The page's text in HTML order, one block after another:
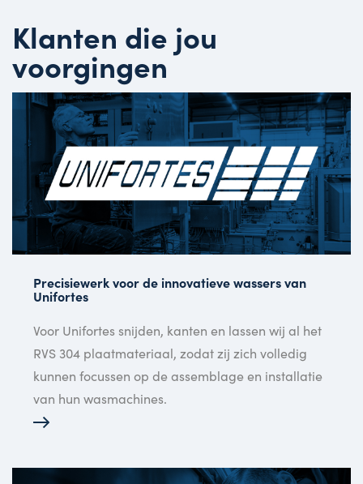
Klanten die jou
voorgingen
Precisiewerk voor de innovatieve wassers van
Unifortes
Voor Unifortes snijden, kanten en lassen wij al het
RVS 304 plaatmateriaal, zodat zij zich volledig
kunnen focussen op de assemblage en installatie
van hun wasmachines.